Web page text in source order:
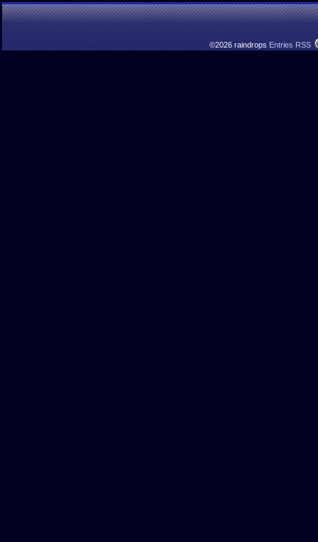
©2026 raindrops Entries RSS